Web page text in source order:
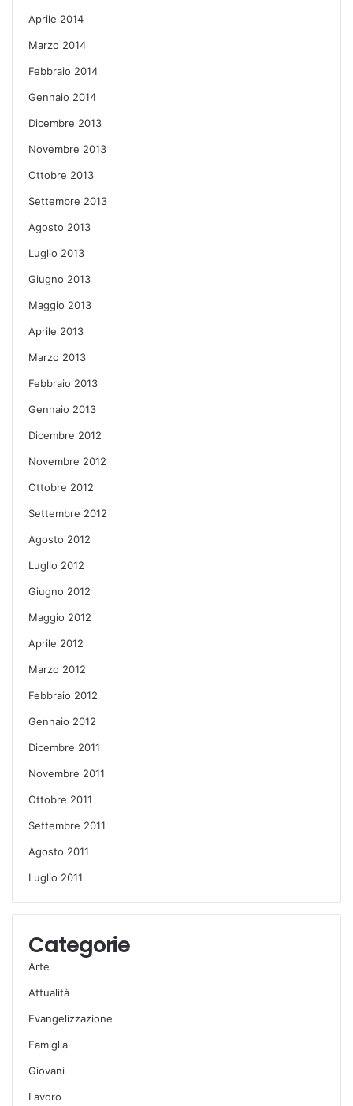
Aprile 2014
Marzo 2014
Febbraio 2014
Gennaio 2014
Dicembre 2013
Novembre 2013
Ottobre 2013
Settembre 2013
Agosto 2013
Luglio 2013
Giugno 2013
Maggio 2013
Aprile 2013
Marzo 2013
Febbraio 2013
Gennaio 2013
Dicembre 2012
Novembre 2012
Ottobre 2012
Settembre 2012
Agosto 2012
Luglio 2012
Giugno 2012
Maggio 2012
Aprile 2012
Marzo 2012
Febbraio 2012
Gennaio 2012
Dicembre 2011
Novembre 2011
Ottobre 2011
Settembre 2011
Agosto 2011
Luglio 2011
Categorie
Arte
Attualità
Evangelizzazione
Famiglia
Giovani
Lavoro